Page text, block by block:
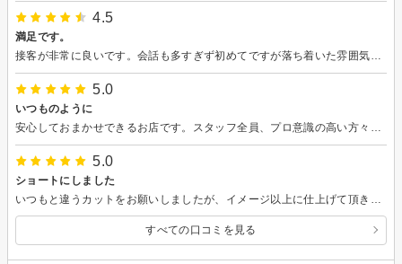
4.5
満足です。
5.0
いつものように
5.0
ショートにしました
すべての口コミを見る